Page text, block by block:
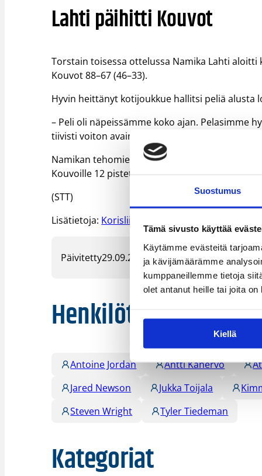
Suostumus
Tämä sivusto käyttää
Käytämme evästeitä
ja kävijämäärämme
kumppaneillemme tietoja
olet antanut heille tai joita
Kiellä
Lahti päihitti Kouvot
Torstain toisessa ottelussa Namika Lahti
Kouvot 88–67 (46–33).
Hyvin heittänyt kotijoukkue hallitsi peliä alusta
– Peli oli näpeissämme koko ajan. Pelasimme
tiivisti voiton avaimet lahtelaisvalmentaja
Namikan tehomiehinä kunnostautuivat
Kouvoille 12 pistettä ja Atte Perttu 11.
(STT)
Lisätietoja: Korisliigan tilastopalvelu
Päivitetty29.09.2011
Henkilöt
Antoine Jordan Antti Kanervo
Jared Newson
Jukka Toijala
Steven Wright
Tyler Tiedeman
Kategoriat